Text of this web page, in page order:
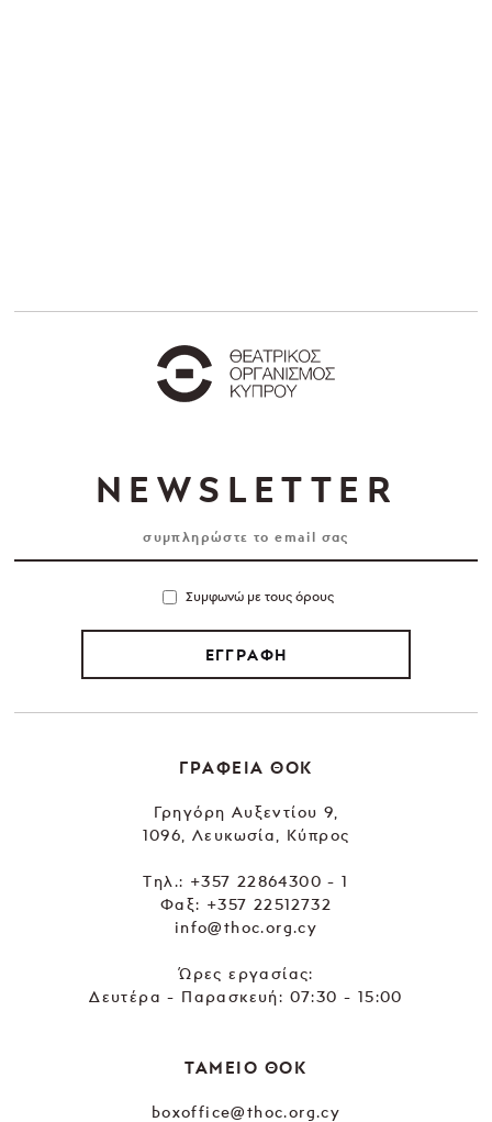
NEWSLETTER
Συμφωνώ με τους όρους
ΕΓΓΡΑΦΗ
ΓΡΑΦΕΙΑ ΘΟΚ
Γρηγόρη Αυξεντίου 9,
1096, Λευκωσία, Κύπρος
Tηλ.: +357 22864300 - 1
Φαξ: +357 22512732
info@thoc.org.cy
Ώρες εργασίας:
Δευτέρα - Παρασκευή: 07:30 - 15:00
ΤΑΜΕΙΟ ΘΟΚ
boxoffice@thoc.org.cy